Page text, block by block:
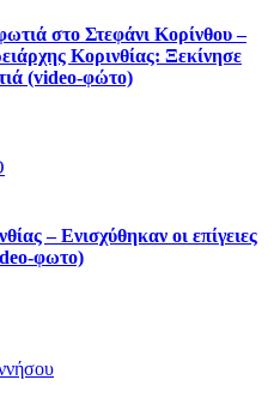
στο Στεφάνι Κορίνθου –
Κορινθίας: Ξεκίνησε
(video-φώτο)
– Ενισχύθηκαν οι επίγειες
φωτο)